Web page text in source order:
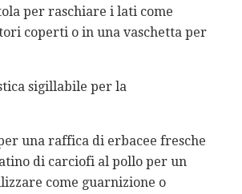
per raschiare i lati come
coperti o in una vaschetta per
sigillabile per la
una raffica di erbacee fresche
di carciofi al pollo per un
come guarnizione o